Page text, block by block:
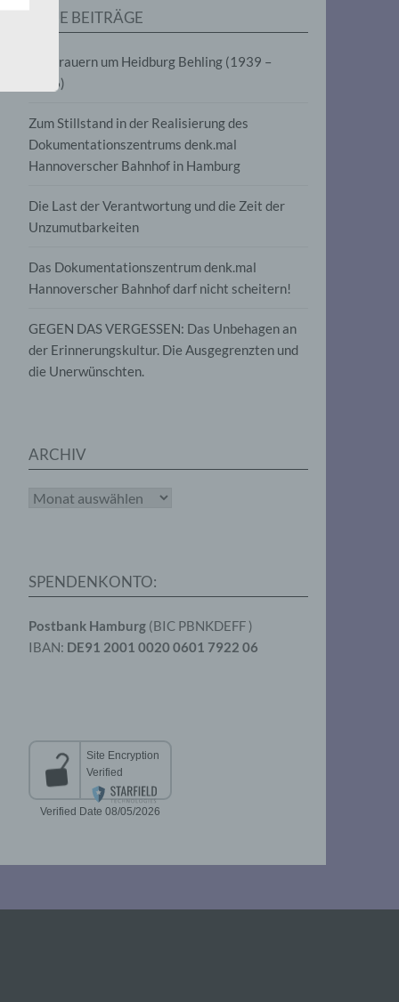
NEUE BEITRÄGE
Wir trauern um Heidburg Behling (1939 –
2026)
Zum Stillstand in der Realisierung des
Dokumentationszentrums denk.mal
Hannoverscher Bahnhof in Hamburg
Die Last der Verantwortung und die Zeit der
Unzumutbarkeiten
Das Dokumentationszentrum denk.mal
Hannoverscher Bahnhof darf nicht scheitern!
GEGEN DAS VERGESSEN: Das Unbehagen an
der Erinnerungskultur. Die Ausgegrenzten und
die Unerwünschten.
ARCHIV
Archiv
SPENDENKONTO:
Postbank Hamburg (BIC PBNKDEFF )
IBAN: DE91 2001 0020 0601 7922 06